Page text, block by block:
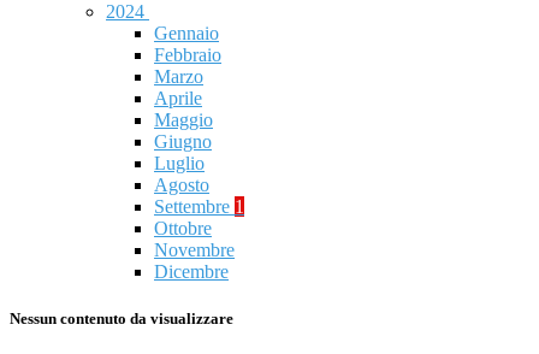
2024
Gennaio
Febbraio
Marzo
Aprile
Maggio
Giugno
Luglio
Agosto
Settembre 1
Ottobre
Novembre
Dicembre
Nessun contenuto da visualizzare